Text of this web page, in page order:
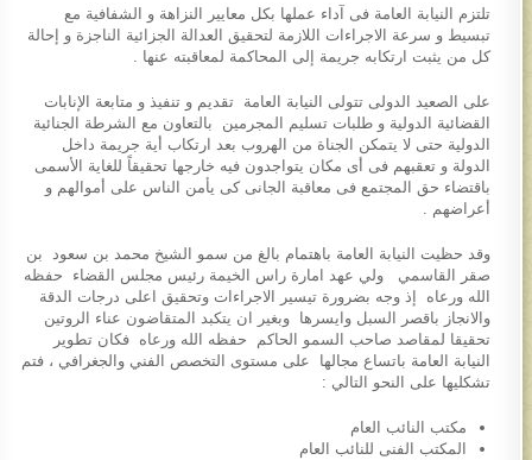
تلتزم النيابة العامة فى آداء عملها بكل معايير النزاهة و الشفافية مع
تبسيط و سرعة الاجراءات اللازمة لتحقيق العدالة الجزائية الناجزة و إحالة
كل من يثبت ارتكابه جريمة إلى المحاكمة لمعاقبته عنها .
على الصعيد الدولى تتولى النيابة العامة تقديم و تنفيذ و متابعة الإنابات
القضائية الدولية و طلبات تسليم المجرمين بالتعاون مع الشرطة الجنائية
الدولية حتى لا يتمكن الجناة من الهروب بعد ارتكاب أية جريمة داخل
الدولة و تعقبهم فى أى مكان يتواجدون فيه خارجها تحقيقاً للغاية الأسمى
باقتضاء حق المجتمع فى معاقبة الجانى كى يأمن الناس على أموالهم و
أعراضهم .
وقد حظيت النيابة العامة باهتمام بالغ من سمو الشيخ محمد بن سعود بن
صقر القاسمي ولي عهد امارة راس الخيمة رئيس مجلس القضاء حفظه
الله ورعاه إذ وجه بضرورة تيسير الاجراءات وتحقيق اعلى درجات الدقة
والانجاز باقصر السبل وايسرها وبغير ان يتكبد المتقاضون عناء الروتين
تحقيقا لمقاصد صاحب السمو الحاكم حفظه الله ورعاه فكان تطوير
النيابة العامة باتساع مجالها على مستوى التخصص الفني والجغرافي ، فتم
تشكليها على النحو التالي :
مكتب النائب العام
المكتب الفنى للنائب العام